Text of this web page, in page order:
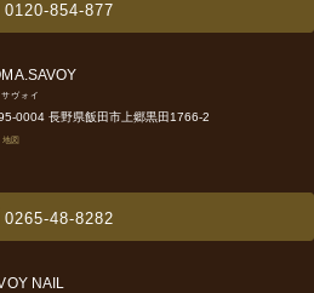
0120-854-877
ヴォイ
0004 長野県飯田市上郷黒田1766-2
地図
0265-48-8282
NAIL